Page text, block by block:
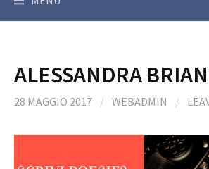
ALESSANDRA
28 MAGGIO 2017 / WEBADMIN /